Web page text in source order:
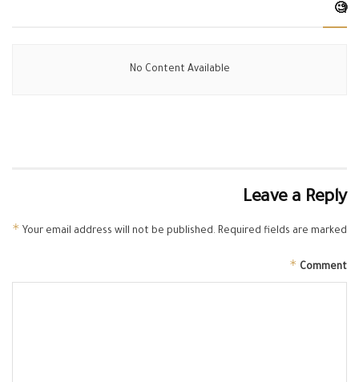
🧐
No Content Available
Leave a Reply
Your email address will not be published. Required fields are marked
*
Comment
*